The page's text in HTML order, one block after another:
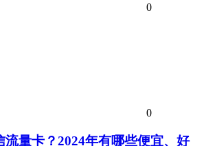
0
0
流量卡？2024年有哪些便宜、好